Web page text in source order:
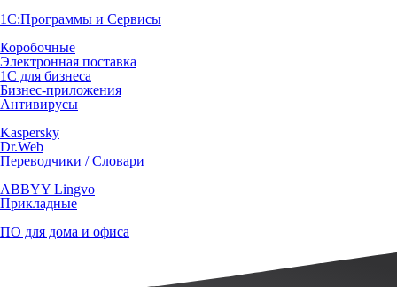
1С:Программы и Сервисы
Коробочные
Электронная поставка
1С для бизнеса
Бизнес-приложения
Антивирусы
Kaspersky
Dr.Web
Переводчики / Словари
ABBYY Lingvo
Прикладные
ПО для дома и офиса